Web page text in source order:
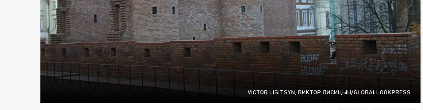
VICTOR LISITSYN, ВИКТОР ЛИСИЦЫН/GLOBALLOOKPRESS